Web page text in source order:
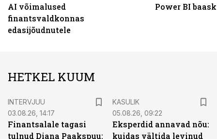
AI võimalused
finantsvaldkonnas
edasijõudnutele
Power BI
HETKEL KUUM
INTERVJUU
03.08.26, 14:17
Finantsalale tagasi
tulnud Diana Paakspuu:
KASULIK
05.08.26, 09:22
Eksperdid annavad nõu:
kuidas vältida levinud